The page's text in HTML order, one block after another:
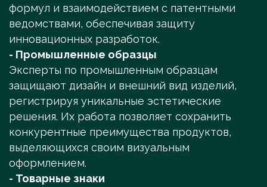
формул и взаимодействием с патентными
ведомствами, обеспечивая защиту
инновационных разработок.
- Промышленные образцы
Эксперты по промышленным образцам
защищают дизайн и внешний вид изделий,
регистрируя уникальные эстетические
решения. Их работа позволяет сохранить
конкурентные преимущества продуктов,
выделяющихся своим визуальным
оформлением.
- Товарные знаки